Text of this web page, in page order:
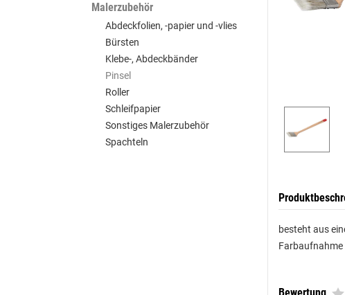
Malerzubehör
Abdeckfolien, -papier und -vlies
Bürsten
Klebe-, Abdeckbänder
Pinsel
Roller
Schleifpapier
Sonstiges Malerzubehör
Spachteln
besteht aus
Farbaufnahme